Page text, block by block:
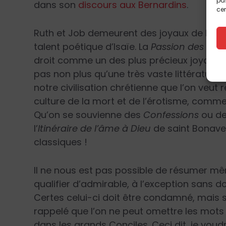
dans son discours aux Bernardins.
Ruth et Job demeurent des joyaux de la
talent poétique d’Isaïe. La Passion des
droit comme un des plus précieux joyaux
pas non plus qu’une très vaste littérature
notre civilisation chrétienne que l’on
culture de la mort et de l’érotisme,
Qu’on se souvienne des Confessions ou
l’Itinéraire de l’âme à Dieu de saint
classiques !
Il ne nous est pas possible de résumer
qualifier d’admirable, à l’exception sans
Certes celui-ci doit être condamné, mais
rappelé que l’on ne peut omettre les